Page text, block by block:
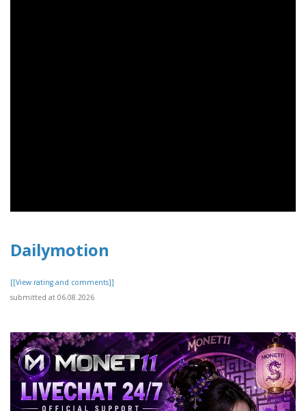
Dailymotion
[[View rating and comments]]
submitted at 06.08.2026